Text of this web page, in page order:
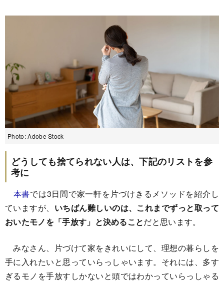
Photo: Adobe Stock
どうしても捨てられない人は、下記のリストを参
考に
本書では3日間で家一軒を片づけきるメソッドを紹介し
ていますが、 いちばん難しいのは、これまでずっと取って
おいたモノを「手放す」と決めることだと思います。
みなさん、片づけて家をきれいにして、理想の暮らしを
手に入れたいと思っていらっしゃいます。それには、多す
ぎるモノを手放すしかないと頭ではわかっていらっしゃる